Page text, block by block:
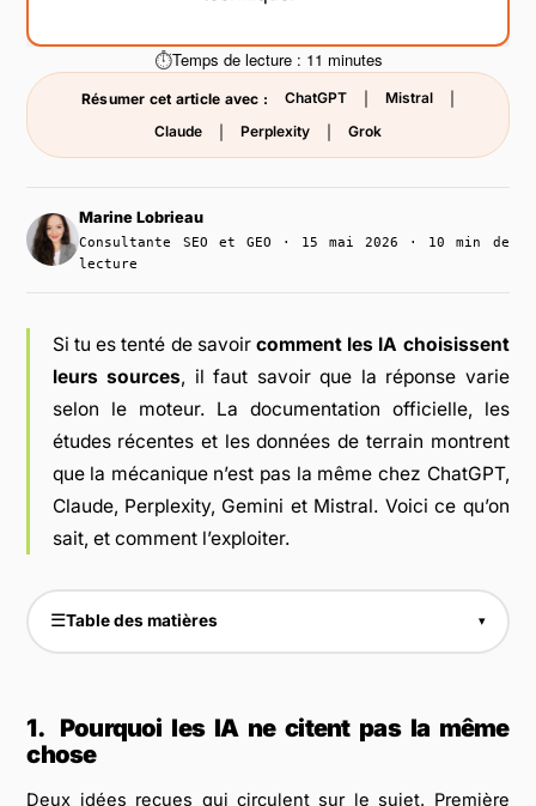
Temps de lecture : 11 minutes
Résumer cet article avec : ChatGPT Mistral
Claude
Perplexity Grok
Marine Lobrieau
Consultante SEO et GEO · 15 mai 2026 · 10 min de
lecture
Si tu es tenté de savoir comment les IA choisissent
leurs sources, il faut savoir que la réponse varie
selon le moteur. La documentation officielle, les
études récentes et les données de terrain montrent
que la mécanique n’est pas la même chez ChatGPT,
Claude, Perplexity, Gemini et Mistral. Voici ce qu’on
sait, et comment l’exploiter.
☰Table des matières ▾
1. Pourquoi les IA ne citent pas la même
chose
Deux idées reçues qui circulent sur le sujet. Première